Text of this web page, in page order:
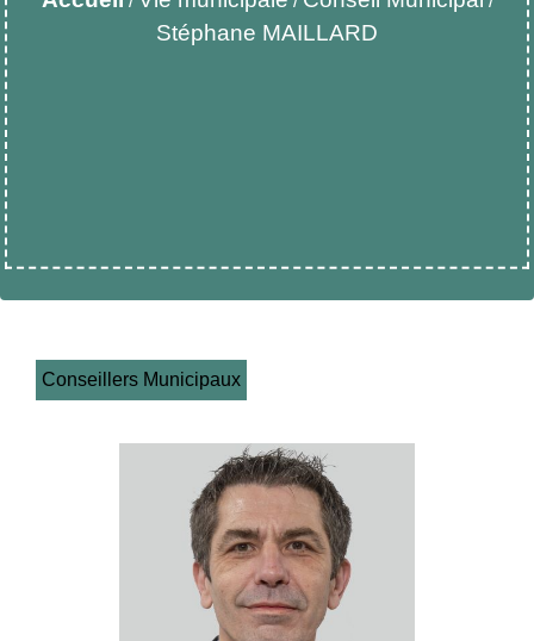
Stéphane MAILLARD
Conseillers Municipaux